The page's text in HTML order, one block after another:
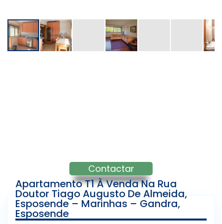
Contactar
Apartamento T1 À Venda Na Rua
Doutor Tiago Augusto De Almeida,
Esposende – Marinhas – Gandra,
Esposende